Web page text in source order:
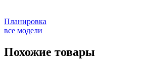
Планировка
все модели
Похожие товары